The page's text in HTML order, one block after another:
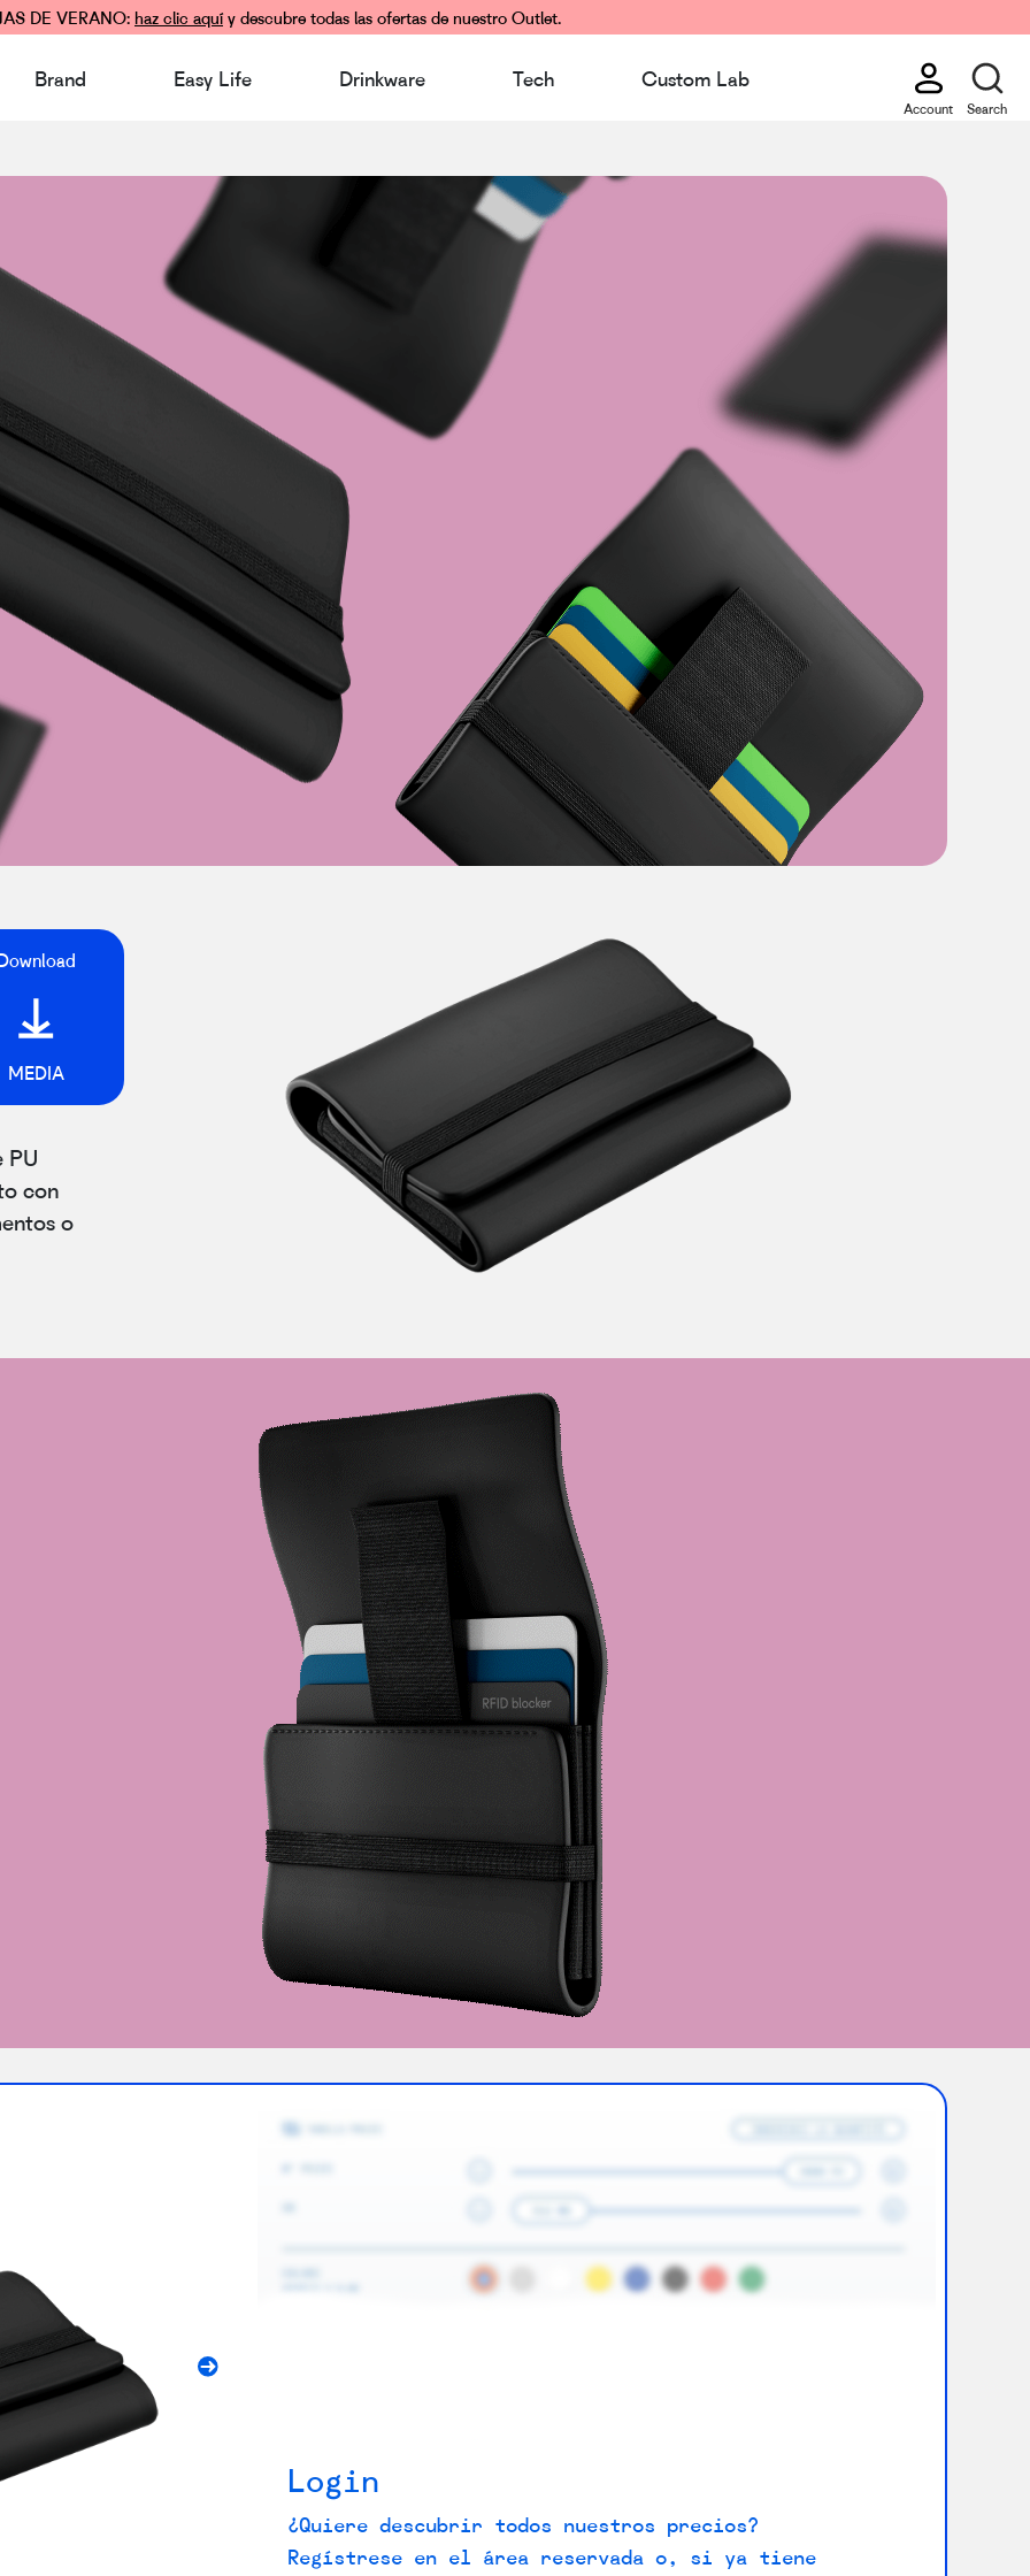
DE VERANO: haz clic aquíy descubre todas las ofertas de nuestro Outlet.
Brand Easy Life Drinkware Tech Custom Lab
Account Search
MEDIA
PU
con
o
Login
¿Quiere descubrir todos nuestros precios?
Regístrese en el área reservada o, si ya tiene